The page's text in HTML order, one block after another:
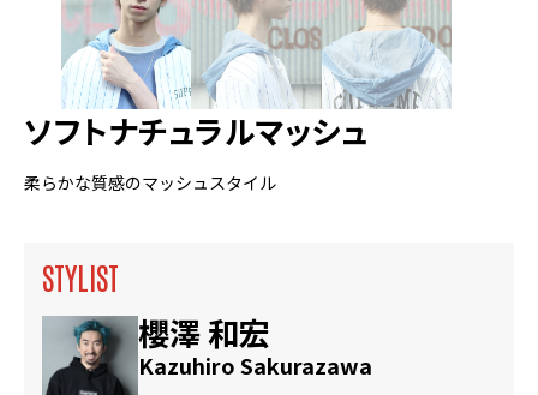
ソフトナチュラルマッシュ
柔らかな質感のマッシュスタイル
STYLIST
櫻澤 和宏
Kazuhiro Sakurazawa